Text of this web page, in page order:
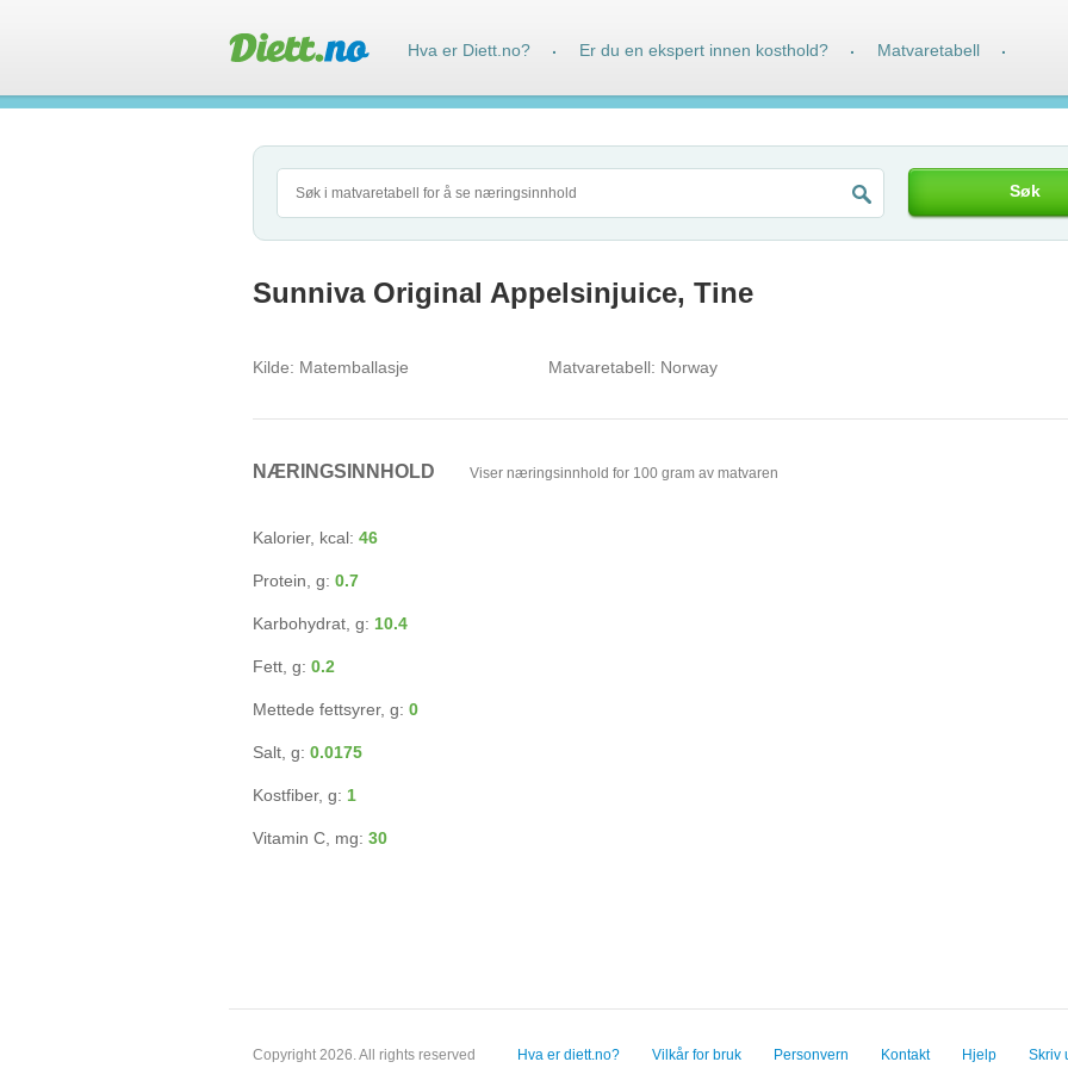
Søk
Sunniva Original Appelsinjuice, Tine
Kilde: Matemballasje Matvaretabell: Norway
NÆRINGSINNHOLD Viser næringsinnhold for 100 gram av matvaren
Kalorier, kcal: 46
Protein, g: 0.7
Karbohydrat, g: 10.4
Fett, g: 0.2
Mettede fettsyrer, g: 0
Salt, g: 0.0175
Kostfiber, g: 1
Vitamin C, mg: 30
Copyright 2026. All rights reserved Hva er diett.no? Vilkår for bruk Personvern Kontakt Hjelp Skriv
Hva er Diett.no? · Er du en ekspert innen kosthold? · Matvaretabell ·